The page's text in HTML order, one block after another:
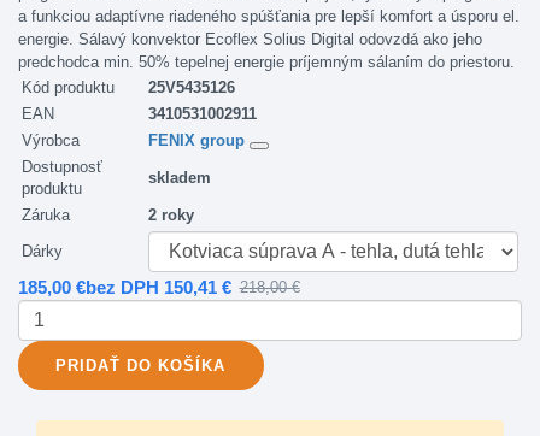
a funkciou adaptívne riadeného spúšťania pre lepší komfort a úsporu el.
energie. Sálavý konvektor Ecoflex Solius Digital odovzdá ako jeho
predchodca min. 50% tepelnej energie príjemným sálaním do priestoru.
Kód produktu
25V5435126
EAN
3410531002911
Výrobca
FENIX group
Dostupnosť
produktu
skladem
Záruka
2 roky
Dárky
185,00 €bez DPH 150,41 € 218,00 €
PRIDAŤ DO KOŠÍKA